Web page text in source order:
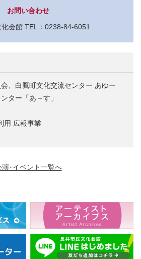
お問い合わせ
会館 TEL：0238-84-6051
、白鷹町文化交流センター あゆー
ター「あ～す」
用 広報事業
演･イベント一覧へ